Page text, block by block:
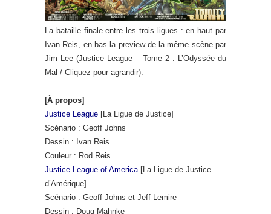
La bataille finale entre les trois ligues : en haut par
Ivan Reis, en bas la preview de la même scène par
Jim Lee (Justice League – Tome 2 : L’Odyssée du
Mal / Cliquez pour agrandir).
[À propos]
Justice League [La Ligue de Justice]
Scénario : Geoff Johns
Dessin : Ivan Reis
Couleur : Rod Reis
Justice League of America [La Ligue de Justice
d’Amérique]
Scénario : Geoff Johns et Jeff Lemire
Dessin : Doug Mahnke